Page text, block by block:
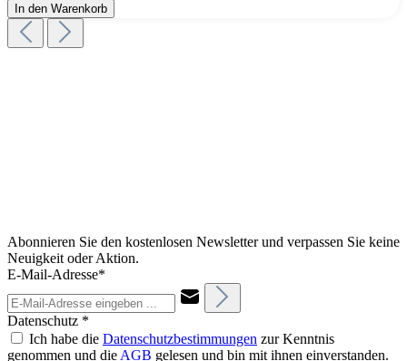
In den Warenkorb
Abonnieren Sie den kostenlosen Newsletter und verpassen Sie keine
Neuigkeit oder Aktion.
E-Mail-Adresse*
Datenschutz *
Ich habe die Datenschutzbestimmungen zur Kenntnis
genommen und die AGB gelesen und bin mit ihnen einverstanden.